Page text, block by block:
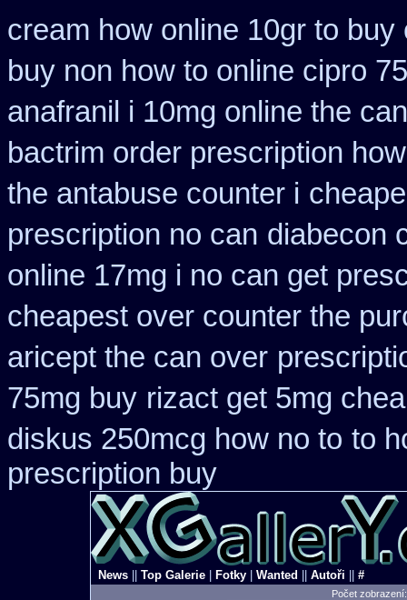
cream how online 10gr to buy
buy non how to online cipro
anafranil i 10mg online the
bactrim order prescription
the antabuse counter i
prescription no can diabecon
online 17mg i no can get
cheapest over counter the
aricept the can over
75mg buy rizact get 5mg
diskus 250mcg how no to to
prescription buy
News Top Galerie Fotky Wanted Autoři #
Počet